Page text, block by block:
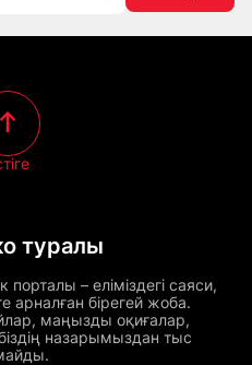
туралы
– еліміздегі саяси,
арналған бірегей жоба.
маңызды оқиғалар,
назарымыздан тыс